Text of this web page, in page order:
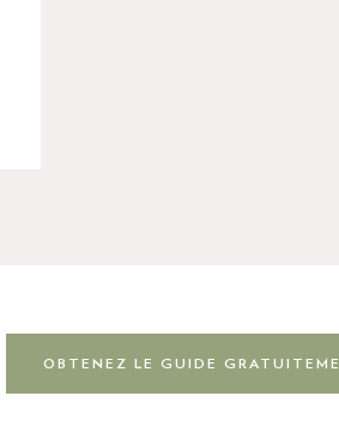
OBTENEZ LE GUIDE